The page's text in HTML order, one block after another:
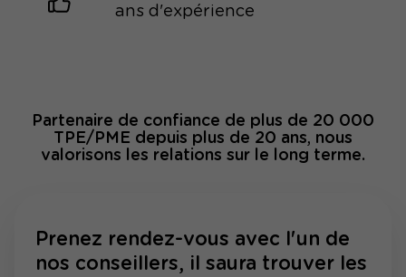
ans d'expérience
Partenaire de confiance de plus de 20 000
TPE/PME depuis plus de 20 ans, nous
valorisons les relations sur le long terme.
Prenez rendez-vous avec l'un de
nos conseillers, il saura trouver les